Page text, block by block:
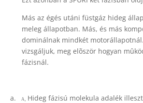
Más az égés utáni füstgáz hideg
meleg állapotban. Más, és más
dominálnak mindkét
vizsgáljuk, meg elõször hogyan
fázisnál.
a. A,
Hideg fázisú molekula adalék